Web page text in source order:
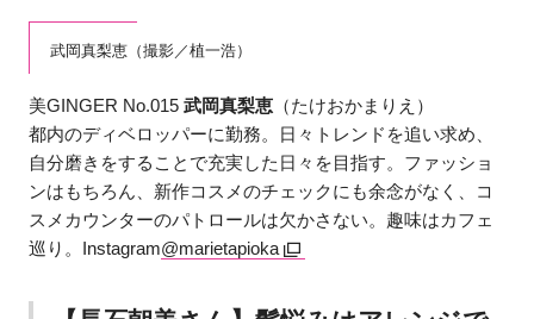
武岡真梨恵（撮影／植一浩）
美GINGER No.015武岡真梨恵 （たけおかまりえ）
都内のディベロッパーに勤務。日々トレンドを追い求め、
自分磨きをすることで充実した日々を目指す。ファッショ
ンはもちろん、新作コスメのチェックにも余念がなく、コ
スメカウンターのパトロールは欠かさない。趣味はカフェ
巡り。Instagram@marietapioka